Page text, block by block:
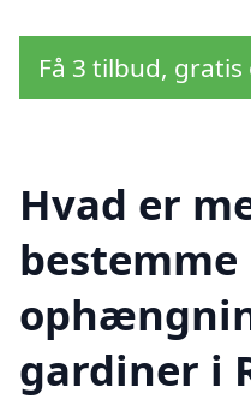
Få 3 tilbud,
Hvad er
gardiner i